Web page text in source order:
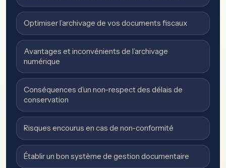
Optimiser l’archivage de vos documents fiscaux
Avantages et inconvénients de l’archivage
numérique
Conséquences d’un non-respect des délais de
conservation
Risques encourus en cas de non-conformité
Établir un bon système de gestion documentaire